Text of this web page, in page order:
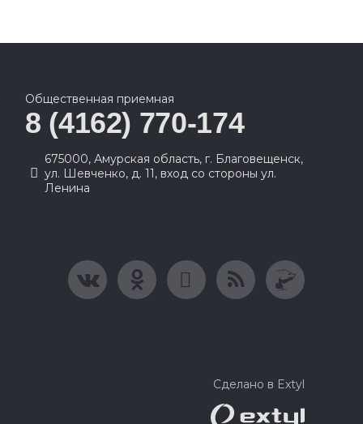
Общественная приемная
8 (4162) 770-174
675000, Амурская область, г. Благовещенск,
ул. Шевченко, д. 11, вход со стороны ул.
Ленина
Сделано в Extyl